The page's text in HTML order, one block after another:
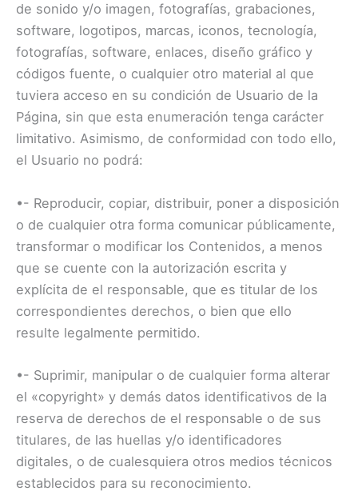
de sonido y/o imagen, fotografías, grabaciones,
software, logotipos, marcas, iconos, tecnología,
fotografías, software, enlaces, diseño gráfico y
códigos fuente, o cualquier otro material al que
tuviera acceso en su condición de Usuario de la
Página, sin que esta enumeración tenga carácter
limitativo. Asimismo, de conformidad con todo ello,
el Usuario no podrá:
•- Reproducir, copiar, distribuir, poner a disposición
o de cualquier otra forma comunicar públicamente,
transformar o modificar los Contenidos, a menos
que se cuente con la autorización escrita y
explícita de el responsable, que es titular de los
correspondientes derechos, o bien que ello
resulte legalmente permitido.
•- Suprimir, manipular o de cualquier forma alterar
el «copyright» y demás datos identificativos de la
reserva de derechos de el responsable o de sus
titulares, de las huellas y/o identificadores
digitales, o de cualesquiera otros medios técnicos
establecidos para su reconocimiento.